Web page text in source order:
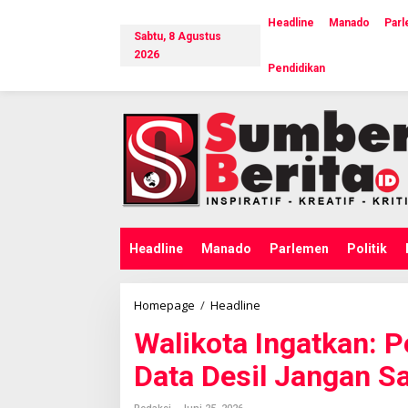
i
Sabtu, 8 Agustus
2026
Headline Manado
Pendidikan
Headline Manado Parlemen Politik
Homepage / Headline
l
i
k
o
Walikota Ingatkan:
Data Desil Jangan